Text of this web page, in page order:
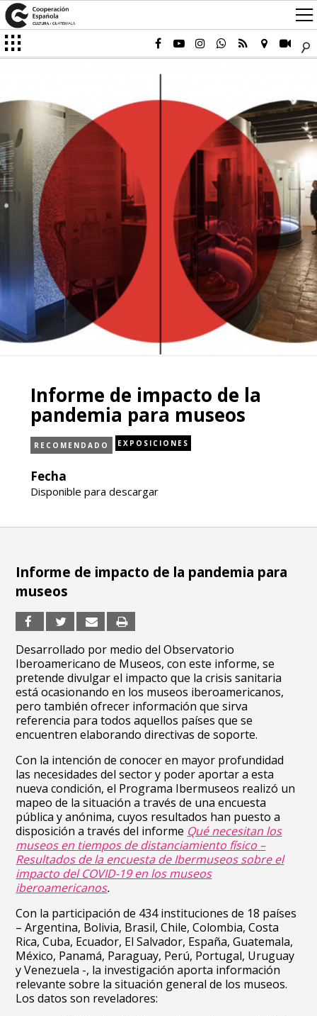
Informe de impacto de la
pandemia para museos
RECOMENDADO EXPOSICIONES
Fecha
Disponible para descargar
Informe de impacto de la pandemia para
museos
Desarrollado por medio del Observatorio
Iberoamericano de Museos, con este informe, se
pretende divulgar el impacto que la crisis sanitaria
está ocasionando en los museos iberoamericanos,
pero también ofrecer información que sirva
referencia para todos aquellos países que se
encuentren elaborando directivas de soporte.
Con la intención de conocer en mayor profundidad
las necesidades del sector y poder aportar a esta
nueva condición, el Programa Ibermuseos realizó un
mapeo de la situación a través de una encuesta
pública y anónima, cuyos resultados han puesto a
disposición a través del informe Qué necesitan los
museos en tiempos de distanciamiento físico –
Resultados de la encuesta de Ibermuseos sobre el
impacto del COVID-19 en los museos
iberoamericanos.
Con la participación de 434 instituciones de 18 países
– Argentina, Bolivia, Brasil, Chile, Colombia, Costa
Rica, Cuba, Ecuador, El Salvador, España, Guatemala,
México, Panamá, Paraguay, Perú, Portugal, Uruguay
y Venezuela -, la investigación aporta información
relevante sobre la situación general de los museos.
Los datos son reveladores: